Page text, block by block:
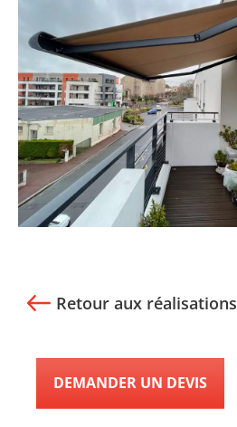
Retour aux réalisations
DEMANDER UN DEVIS